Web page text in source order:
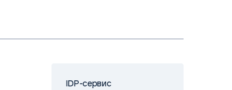
IDP-сервис